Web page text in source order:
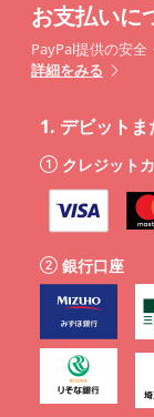
お支払いに
PayPal提供の安全
詳細をみる
1. デビット
クレジット
銀行口座